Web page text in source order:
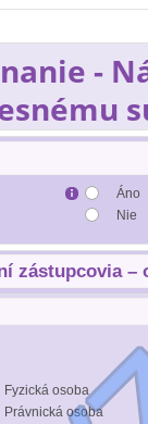
-
Áno
Nie
zástupcovia –
Fyzická osoba
Právnická osoba